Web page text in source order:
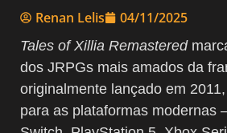
Renan Lelis 04/11/2025
Tales of Xillia Remastered
dos JRPGs mais amados da
originalmente lançado em
para as plataformas modernas